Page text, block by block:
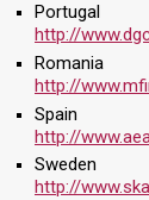
Portugal
http://
Romania
http://
Spain
http://
Sweden
http://